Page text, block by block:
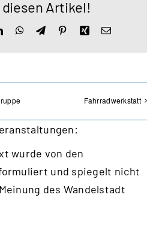
diesen Artikel!
LinkedInWhatsApp
TelegramPinterestXingE-
Fahrradwerkstatt
wurde von den
und spiegelt nicht
des Wandelstadt